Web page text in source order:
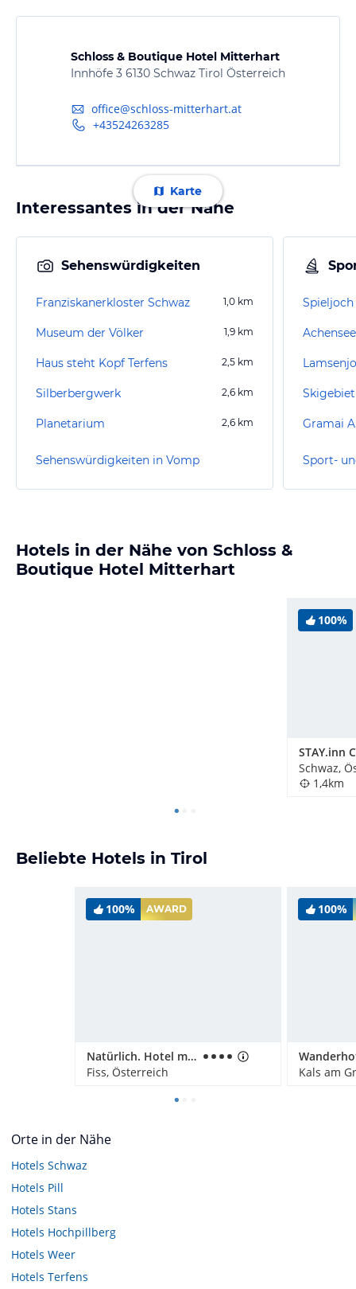
Schloss & Boutique Hotel Mitterhart
Innhöfe 3 6130 Schwaz Tirol Österreich
office@schloss-mitterhart.at
+43524263285
Karte
Interessantes in der Nähe
Sehenswürdigkeiten
Franziskanerkloster Schwaz 1,0 km
Museum der Völker 1,9 km
Haus steht Kopf Terfens 2,5 km
Silberbergwerk 2,6 km
Planetarium 2,6 km
Sehenswürdigkeiten in Vomp
Skigebiet
Gramai
Sport-
Hotels in der Nähe von Schloss &
Boutique Hotel Mitterhart
100%
Schwaz,
1,4km
Beliebte Hotels in Tirol
100% AWARD
Natürlich. Hotel mit Charakter
Fiss, Österreich
100%
Kals am
Orte in der Nähe
Hotels Schwaz
Hotels Pill
Hotels Stans
Hotels Hochpillberg
Hotels Weer
Hotels Terfens